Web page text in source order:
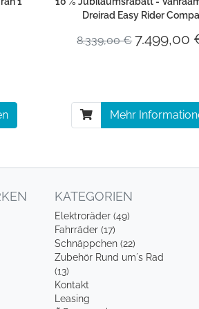
Dreirad Easy Rider
8.339,00 € 7.499,00
Mehr
KATEGORIEN
Elektroräder (49)
Fahrräder (17)
Schnäppchen (22)
Zubehör Rund um´s Rad
(13)
Kontakt
Leasing